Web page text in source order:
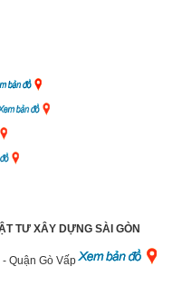
TƯ XÂY DỰNG SÀI GÒN
Quận Gò Vấp